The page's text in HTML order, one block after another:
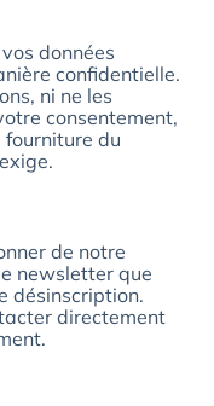
données
confidentielle.
ni ne les
consentement,
fourniture du
de notre
newsletter que
désinscription.
directement